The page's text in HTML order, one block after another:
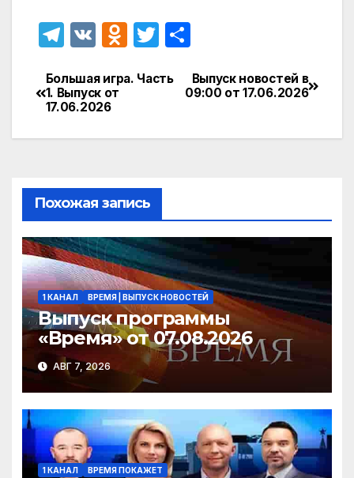
T
e
gr
a
V
O
n
kl
s
s
ni
ki
T
itt п
а
т
ь
Навигация
по
Выпуск новостей в
09:00 от 17.06.2026
Большая игра. Часть
1. Выпуск от
17.06.2026
Похожая запись
1 КАНАЛ ВРЕМЯ | ВЫПУСК НОВОСТЕЙ
Выпуск программы
«Время» от 07.08.2026
АВГ 7, 2026
1 КАНАЛ ВРЕМЯ ПОКАЖЕТ